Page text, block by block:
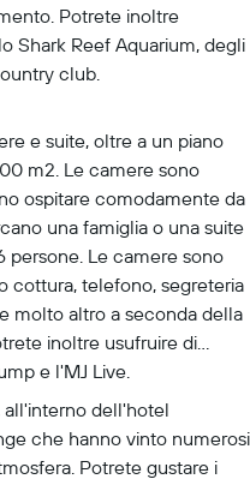
Potrete inoltre
Shark Reef Aquarium, degli
club.
e suite, oltre a un piano
m2. Le camere sono
ospitare comodamente da
una famiglia o una suite
persone. Le camere sono
cottura, telefono, segreteria
molto altro a seconda della
inoltre usufruire di
e l'MJ Live.
all'interno dell'hotel
che hanno vinto numerosi
Potrete gustare i